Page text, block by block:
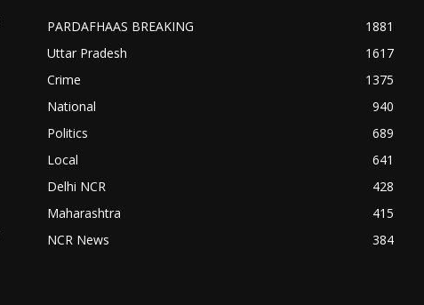
PARDAFHAAS BREAKING
1881
Uttar Pradesh
1617
Crime
1375
National
940
Politics
689
Local
641
Delhi NCR
428
Maharashtra
415
NCR News
384